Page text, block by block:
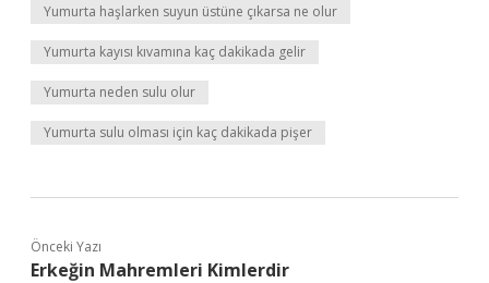
Yumurta haşlarken suyun üstüne çıkarsa ne olur
Yumurta kayısı kıvamına kaç dakikada gelir
Yumurta neden sulu olur
Yumurta sulu olması için kaç dakikada pişer
Önceki Yazı
Erkeğin Mahremleri Kimlerdir